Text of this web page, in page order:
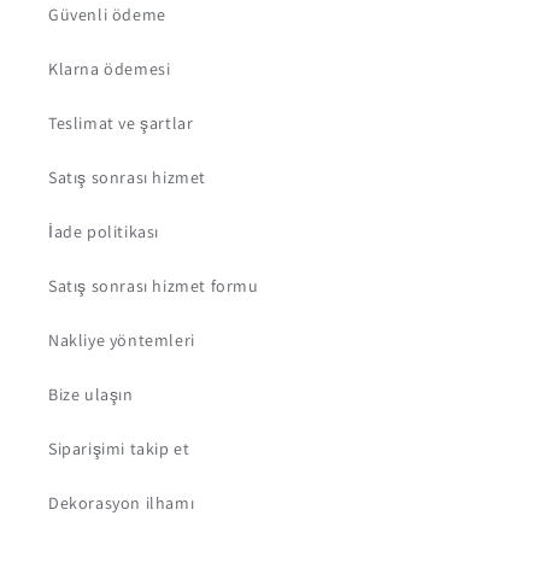
Güvenli ödeme
Klarna ödemesi
Teslimat ve şartlar
Satış sonrası hizmet
İade politikası
Satış sonrası hizmet formu
Nakliye yöntemleri
Bize ulaşın
Siparişimi takip et
Dekorasyon ilhamı